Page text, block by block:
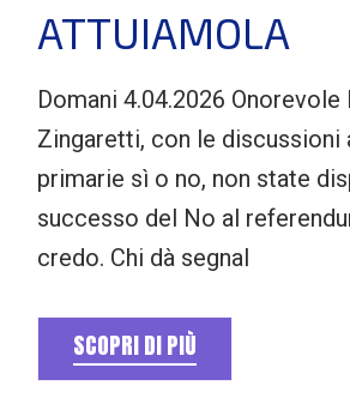
ATTUIAMOLA
Domani 4.04.2026
Zingaretti, con le discussioni
primarie sì o no, non state
successo del No al
credo. Chi dà segnal
SCOPRI DI PIÙ